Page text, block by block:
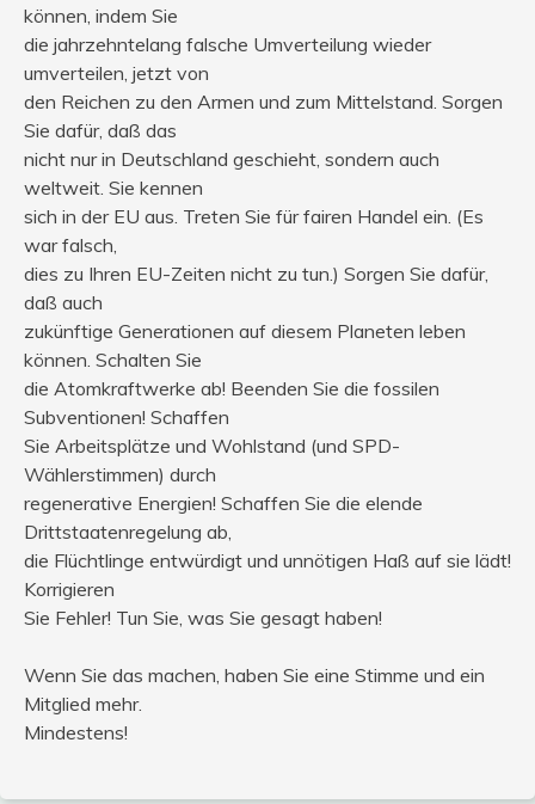
können, indem Sie
die jahrzehntelang falsche Umverteilung wieder
umverteilen, jetzt von
den Reichen zu den Armen und zum Mittelstand. Sorgen
Sie dafür, daß das
nicht nur in Deutschland geschieht, sondern auch
weltweit. Sie kennen
sich in der EU aus. Treten Sie für fairen Handel ein. (Es
war falsch,
dies zu Ihren EU-Zeiten nicht zu tun.) Sorgen Sie dafür,
daß auch
zukünftige Generationen auf diesem Planeten leben
können. Schalten Sie
die Atomkraftwerke ab! Beenden Sie die fossilen
Subventionen! Schaffen
Sie Arbeitsplätze und Wohlstand (und SPD-
Wählerstimmen) durch
regenerative Energien! Schaffen Sie die elende
Drittstaatenregelung ab,
die Flüchtlinge entwürdigt und unnötigen Haß auf sie lädt!
Korrigieren
Sie Fehler! Tun Sie, was Sie gesagt haben!
Wenn Sie das machen, haben Sie eine Stimme und ein
Mitglied mehr.
Mindestens!